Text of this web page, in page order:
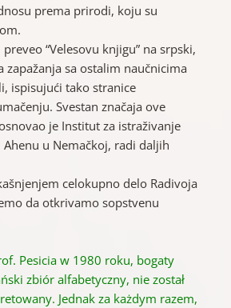
prema prirodi, koju su
“Velesovu knjigu” na srpski,
zapažanja sa ostalim naučnicima
ispisujući tako stranice
Svestan značaja ove
je Institut za istraživanje
Ahenu u Nemačkoj, radi daljih
celokupno delo Radivoja
da otkrivamo sopstvenu
Pesicia w 1980 roku, bogaty
zbiór alfabetyczny, nie został
Jednak za każdym razem,